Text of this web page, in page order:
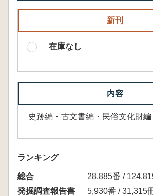
新刊
在庫なし
内容
史跡編・古文書編・民俗文化財編
ランキング
総合
28,885番 /
発掘調査報告書
5,930番 / 31,315